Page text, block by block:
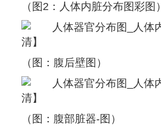
（图2：人体内脏分布图彩图）
（图：腹后壁图）
（图：腹部脏器-图）